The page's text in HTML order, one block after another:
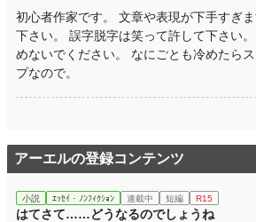
初心者作家です。 文章や表現が下手すぎ
下さい。 誤字脱字は笑って許して下さい
めないでください。 なにごとも冷めたら
プなので。
アーエルの登録コンテンツ
小説 ｴｯｾｲ・ﾉﾝﾌｨｸｼｮﾝ 連載中 短編 R15
はてさて……どうなるのでしょうね